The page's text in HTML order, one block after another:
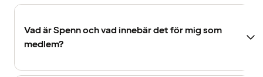
Vad är Spenn och vad innebär det för mig som
medlem?